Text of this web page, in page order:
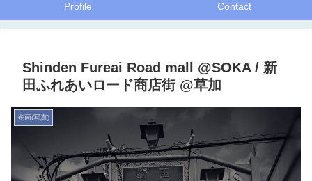
Profile Contact
Shinden Fureai Road mall @SOKA / 新
田ふれあいロード商店街 @草加
光画(写真)